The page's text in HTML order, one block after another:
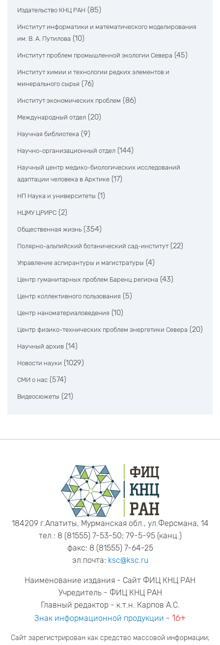
Издательство КНЦ РАН (85)
Институт информатики и математического моделирования
им. В. А. Путилова (10)
Институт проблем промышленной экологии Севера (45)
Институт химии и технологии редких элементов и
минерального сырья (76)
Институт экономических проблем (86)
Международный отдел (20)
Научная библиотека (9)
Научно-организационный отдел (144)
Научный центр медико-биологических исследований
адаптации человека в Арктике (17)
НП Наука и университеты (1)
НЦМУ ЦРИРС (2)
Общественная жизнь (354)
Полярно-альпийский ботанический сад-институт (22)
Управление аспирантуры и магистратуры (4)
Центр гуманитарных проблем Баренц региона (43)
Центр коллективного пользования (5)
Центр наноматериаловедения (10)
Центр физико-технических проблем энергетики Севера (20)
Научный архив (14)
Новости науки (1029)
СМИ о нас (574)
Видеосюжеты (21)
184209 г.Апатиты, Мурманская обл., ул.Ферсмана, 14
тел.: 8 (81555) 7-53-50; 79-5-95 (канц.)
факс: 8 (81555) 7-64-25
эл.почта: ksc@ksc.ru
Наименование издания - Сайт ФИЦ КНЦ РАН
Учредитель - ФИЦ КНЦ РАН
Главный редактор - к.т.н. Карпов А.С.
Знак информационной продукции - 16+
Сайт зарегистрирован как средство массовой информации;